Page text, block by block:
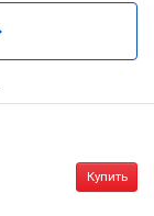
Купить